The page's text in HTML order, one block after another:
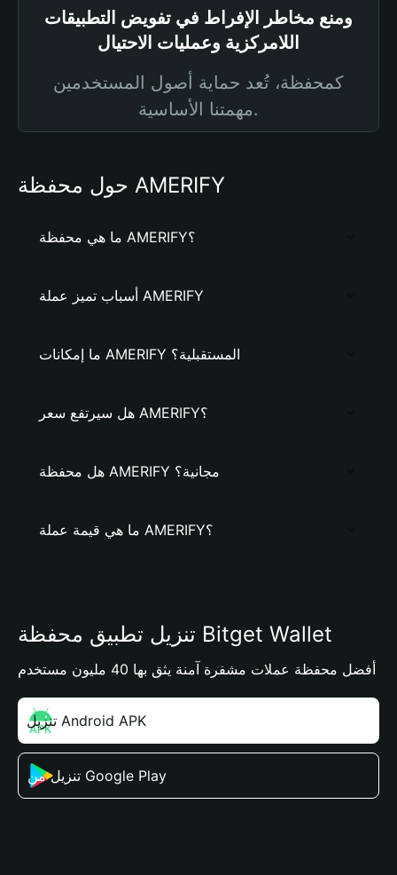
ومنع مخاطر الإفراط في تفويض التطبيقات
اللامركزية وعمليات الاحتيال
كمحفظة، تُعد حماية أصول المستخدمين
مهمتنا الأساسية.
حول محفظة AMERIFY
ما هي محفظة AMERIFY؟
أسباب تميز عملة AMERIFY
ما إمكانات AMERIFY المستقبلية؟
هل سيرتفع سعر AMERIFY؟
هل محفظة AMERIFY مجانية؟
ما هي قيمة عملة AMERIFY؟
تنزيل تطبيق محفظة Bitget Wallet
أفضل محفظة عملات مشفرة آمنة يثق بها 40 مليون مستخدم
تنزيل Android APK
تنزيل من Google Play